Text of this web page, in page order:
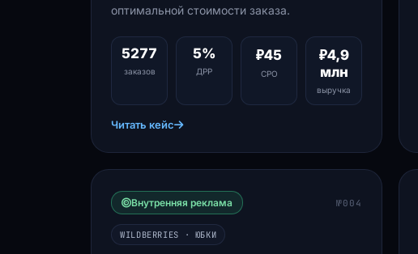
оптимальной стоимости заказа.
5277
заказов
5%
ДРР
₽45
СРО
₽4,9
млн
выручка
Читать кейс
Внутренняя реклама №004
WILDBERRIES · ЮБКИ